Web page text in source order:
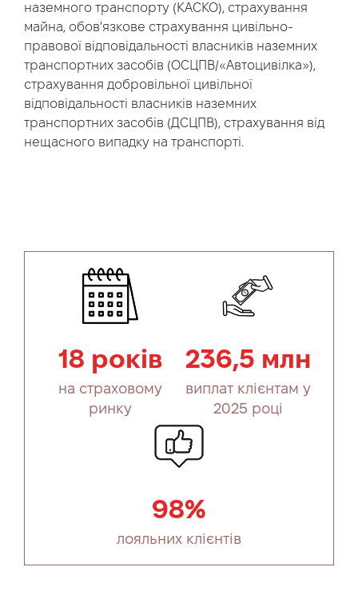
наземного транспорту (КАСКО), страхування
майна, обов'язкове страхування цивільно-
правової відповідальності власників наземних
транспортних засобів (ОСЦПВ/«Автоцивілка»),
страхування добровільної цивільної
відповідальності власників наземних
транспортних засобів (ДСЦПВ), страхування від
нещасного випадку на транспорті.
18 років
на страховому
ринку
236,5 млн
виплат клієнтам у
2025 році
98%
лояльних клієнтів